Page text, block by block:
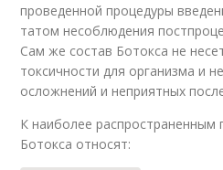
проведенной процедуры
та­том несоблюдения
Сам же состав Ботокса не
токсичности для организма и
осложнений и неприятных
К наиболее
Ботокса относят: